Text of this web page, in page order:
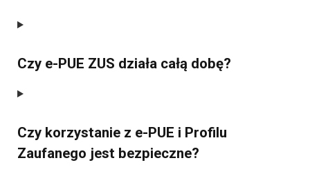
Czy e-PUE ZUS działa całą dobę?
Czy korzystanie z e-PUE i Profilu
Zaufanego jest bezpieczne?